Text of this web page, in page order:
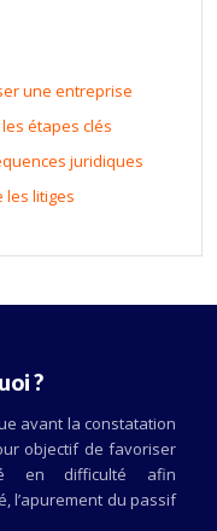
une entreprise
étapes clés
juridiques
les litiges
?
avant la constatation
objectif de favoriser
en difficulté afin
l’apurement du passif